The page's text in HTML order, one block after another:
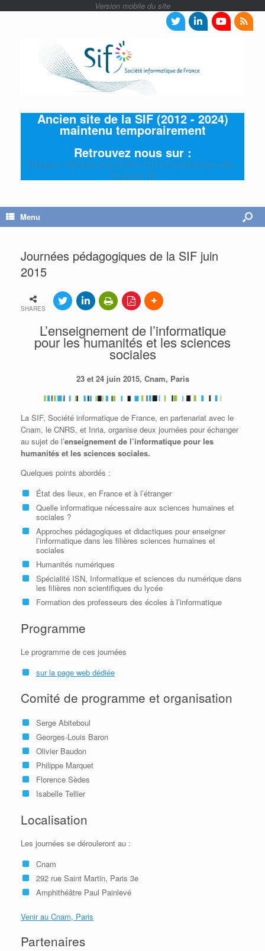
Ancien site de la SIF (2012 - 2024)
maintenu temporairement
Retrouvez nous sur :
https://www.societe-informatique-de-
france.fr
Menu
Journées pédagogiques de la SIF juin
2015
SHARES
L’enseignement de l’informatique
pour les humanités et les sciences
sociales
23 et 24 juin 2015, Cnam, Paris
La SIF, Société informatique de France, en partenariat avec le
Cnam, le CNRS, et Inria, organise deux journées pour échanger
au sujet de l’enseignement de l’informatique pour les
humanités et les sciences sociales.
Quelques points abordés :
État des lieux, en France et à l’étranger
Quelle informatique nécessaire aux sciences humaines et
sociales ?
Approches pédagogiques et didactiques pour enseigner
l’informatique dans les filières sciences humaines et
sociales
Humanités numériques
Spécialité ISN, Informatique et sciences du numérique dans
les filières non scientifiques du lycée
Formation des professeurs des écoles à l’informatique
Programme
Le programme de ces journées
sur la page web dédiée
Comité de programme et organisation
Serge Abiteboul
Georges-Louis Baron
Olivier Baudon
Philippe Marquet
Florence Sèdes
Isabelle Tellier
Localisation
Les journées se dérouleront au :
Cnam
292 rue Saint Martin, Paris 3e
Amphithéâtre Paul Painlevé
Venir au Cnam, Paris
Partenaires